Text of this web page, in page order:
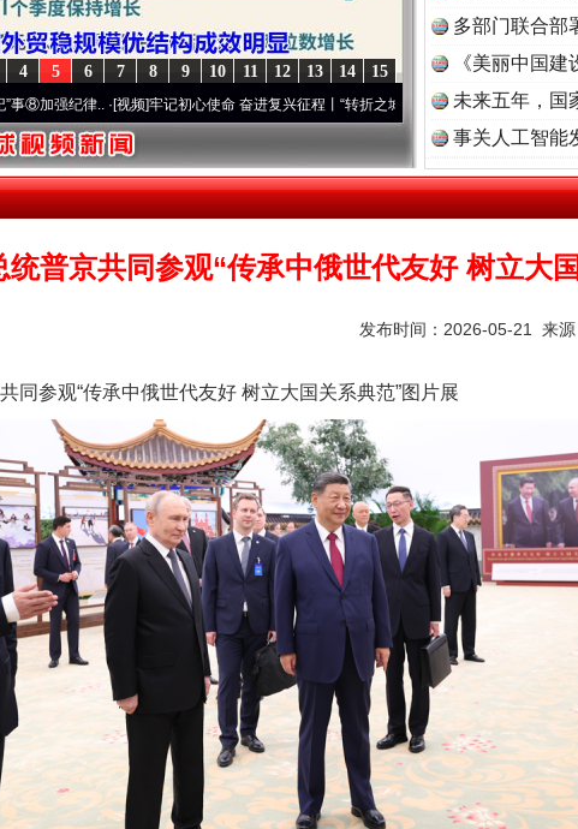
15
14
13
12
11
10
9
8
7
6
5
4
纪律..·[视频]牢记初心使命 奋进复兴征程丨“转折之城”激荡..·[视频] 牢记初心使命 奋进复
多部门联合部
《美丽中国
未来五年，国
事关人工智能
普京共同参观“传承中俄世代友好 树立大
发布时间：2026-05-21 来源
参观“传承中俄世代友好 树立大国关系典范”图片展
谢谢有你温暖了四季
今年投资意愿榜揭晓